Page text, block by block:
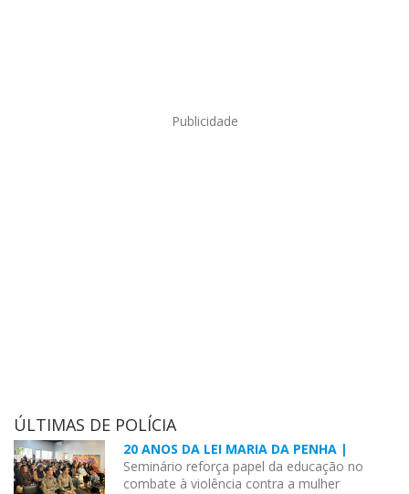
Publicidade
ÚLTIMAS DE POLÍCIA
20 ANOS DA LEI MARIA DA PENHA |
Seminário reforça papel da educação no
combate à violência contra a mulher